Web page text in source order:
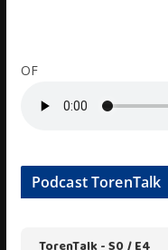
OF
Podcast TorenTalk